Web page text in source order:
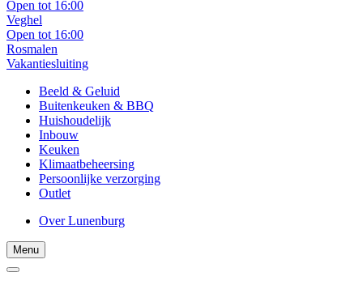
Open tot 16:00
Veghel
Open tot 16:00
Rosmalen
Vakantiesluiting
Beeld & Geluid
Buitenkeuken & BBQ
Huishoudelijk
Inbouw
Keuken
Klimaatbeheersing
Persoonlijke verzorging
Outlet
Over Lunenburg
Menu